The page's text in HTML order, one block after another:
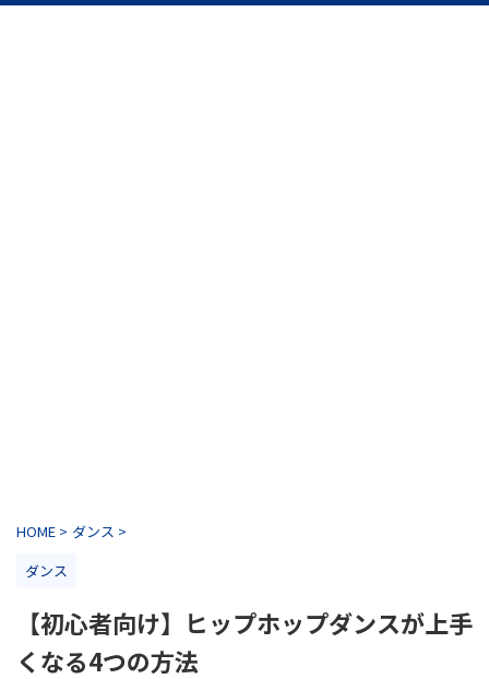
HOME > ダンス >
ダンス
【初心者向け】ヒップホップダンスが上手
くなる4つの方法